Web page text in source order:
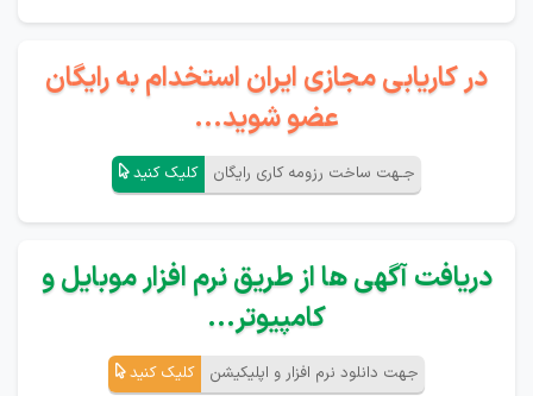
در کاریابی مجازی ایران استخدام به رایگان
عضو شوید...
جـهت ساخت رزومه کاری رایگان کلیک کنید
دریافت آگهی ها از طریق نرم افزار موبایل و
کامپیوتر...
جهت دانلود نرم افزار و اپلیکیشن کلیک کنید